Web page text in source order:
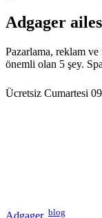
Adgager
Pazarlama, reklam
önemli olan 5 şey.
Ücretsiz Cumartesi
Adgager. blog